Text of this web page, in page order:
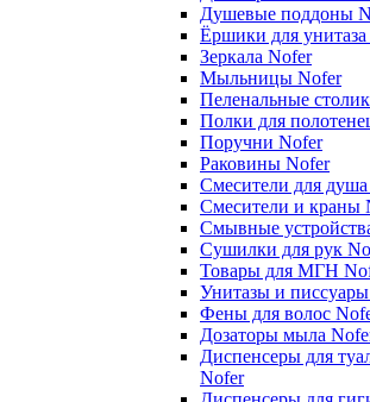
Душевые поддоны
Ёршики для
Зеркала Nofer
Мыльницы Nofer
Пеленальные
Полки для
Поручни Nofer
Раковины Nofer
Смесители для
Смесители и краны
Смывные
Сушилки для рук
Товары для МГН
Унитазы и
Фены для волос
Дозаторы мыла
Диспенсеры для
Nofer